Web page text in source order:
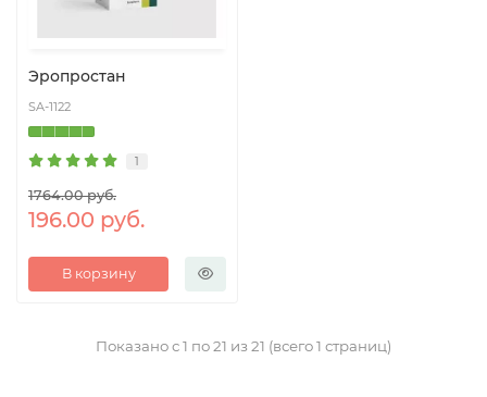
Эропростан
SA-1122
1
1764.00 руб.
196.00 руб.
В корзину
Показано с 1 по 21 из 21 (всего 1 страниц)